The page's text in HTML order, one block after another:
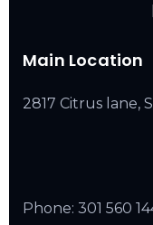
Main Location
2817 Citrus lane,
Phone: 301 560